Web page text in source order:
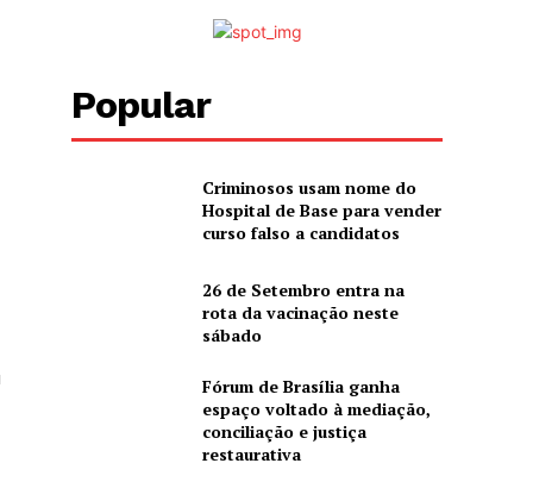
Popular
Criminosos usam nome do
Hospital de Base para vender
curso falso a candidatos
26 de Setembro entra na
rota da vacinação neste
sábado
Fórum de Brasília ganha
espaço voltado à mediação,
conciliação e justiça
restaurativa